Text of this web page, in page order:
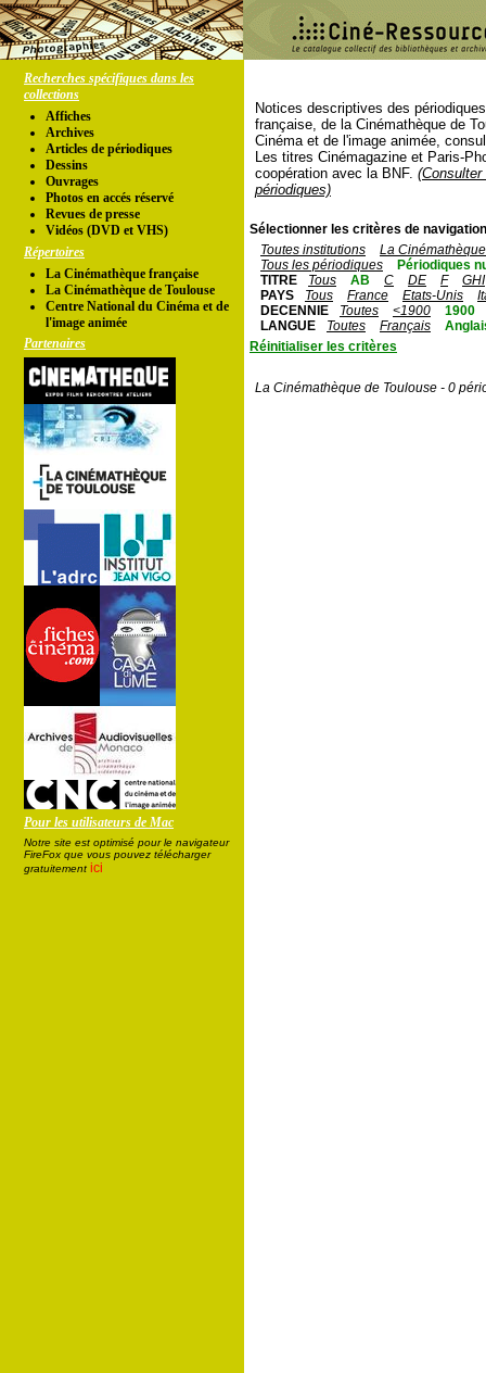
Recherches spécifiques dans les
collections
Affiches
Archives
Articles de périodiques
Dessins
Ouvrages
Photos en accés réservé
Revues de presse
Vidéos (DVD et VHS)
Répertoires
La Cinémathèque française
La Cinémathèque de Toulouse
Centre National du Cinéma et de
l'image animée
Partenaires
Pour les utilisateurs de Mac
Notre site est optimisé pour le navigateur
FireFox que vous pouvez télécharger
gratuitement ici
Notices descriptives des
française, de la Cinémathèque de
Cinéma et de l'image animée,
Les titres Cinémagazine et Paris-
coopération avec la BNF.
périodiques)
Sélectionner les critères de
Toutes institutions
La
Tous les périodiques
Périodiques
TITRE
Tous AB C DE F
GHI
PAYS
Tous France Etats-Unis
DECENNIE
Toutes <1900
1900
LANGUE
Toutes Français
Réinitialiser les critères
La Cinémathèque de Toulouse - 0